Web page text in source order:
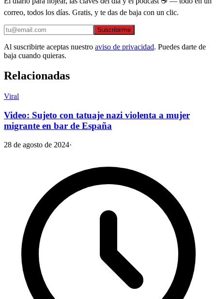
correo, todos los días. Gratis, y te das de baja con un clic.
Suscribirme
Al suscribirte aceptas nuestro aviso de privacidad. Puedes darte de
baja cuando quieras.
Relacionadas
Viral
Video: Sujeto con tatuaje nazi violenta a mujer
migrante en bar de España
28 de agosto de 2024·